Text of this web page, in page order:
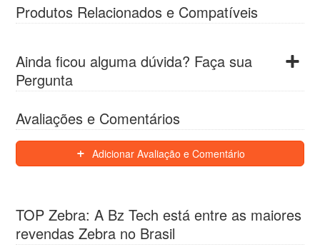
Produtos Relacionados e Compatíveis
Ainda ficou alguma dúvida? Faça sua
Pergunta
Avaliações e Comentários
Adicionar Avaliação e Comentário
TOP Zebra: A Bz Tech está entre as maiores
revendas Zebra no Brasil